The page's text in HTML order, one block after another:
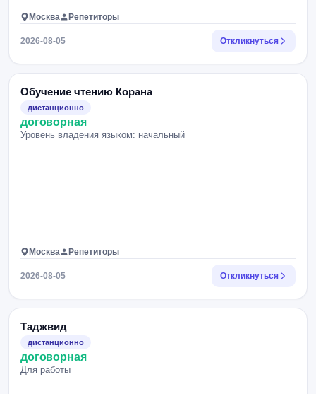
Москва Репетиторы
2026-08-05 Откликнуться
Обучение чтению Корана
дистанционно
договорная
Уровень владения языком: начальный
Москва Репетиторы
2026-08-05 Откликнуться
Таджвид
дистанционно
договорная
Для работы